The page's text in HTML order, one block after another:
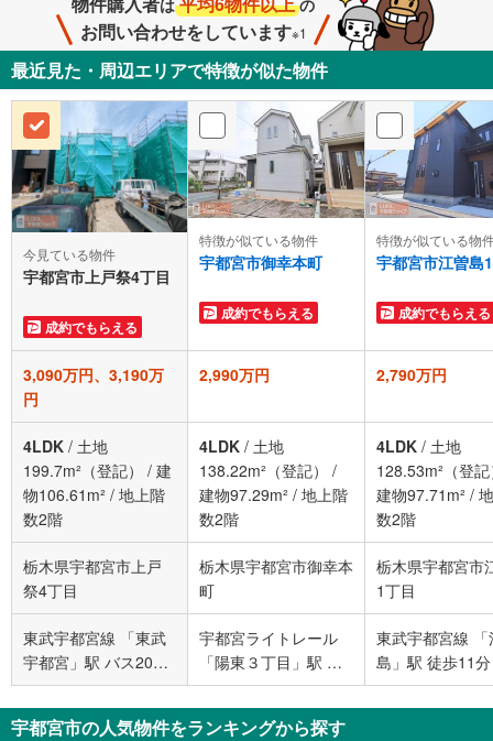
は の
お問い合わせをしています※1
最近見た・周辺エリアで特徴が似た物件
今見ている物件
宇都宮市上戸祭4丁目
成約でもらえる
特徴が似ている物件
宇都宮市御幸本町
成約でもらえる
特徴が似ている物
宇都宮市江曽島
成約でもらえる
3,090万円、3,190万
円
2,990万円 2,790万円
4LDK / 土地
199.7m²（登記）
/ 建
物106.61m² / 地上階
数2階
4LDK / 土地
138.22m²（登記）
/
建物97.29m² / 地上階
数2階
4LDK / 土地
128.53m²（登
建物97.71m² /
数2階
栃木県宇都宮市上戸
祭4丁目
栃木県宇都宮市御幸本
町
栃木県宇都宮市
1丁目
東武宇都宮線 「東武
宇都宮」駅 バス20分
上戸祭四丁目 バス停
下車 徒歩7分
宇都宮ライトレール
「陽東３丁目」駅 徒
歩33分
東武宇都宮線 「
島」駅 徒歩11分
宇都宮市の人気物件をランキングから探す